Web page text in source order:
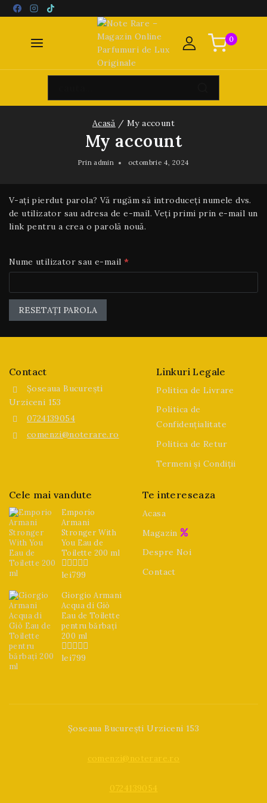
0
Acasă / My account
My account
Prin admin octombrie 4, 2024
V-ați pierdut parola? Vă rugăm să introduceți numele dvs.
de utilizator sau adresa de e-mail. Veți primi prin e-mail un
link pentru a crea o parolă nouă.
Nume utilizator sau e-mail *
RESETAȚI PAROLA
Contact
Șoseaua București
Urziceni 153
0724139054
comenzi@noterare.ro
Linkuri Legale
Politica de Livrare
Politica de
Confidențialitate
Politica de Retur
Termeni și Condiții
Cele mai vandute
Emporio
Armani
Stronger With
You Eau de
Toilette 200 ml
0
5
lei799
Giorgio Armani
Acqua di Giò
Eau de Toilette
pentru bărbați
200 ml
0
lei799
Te intereseaza
Acasa
Magazin
Despre Noi
Contact
Șoseaua București Urziceni 153
comenzi@noterare.ro
0724139054